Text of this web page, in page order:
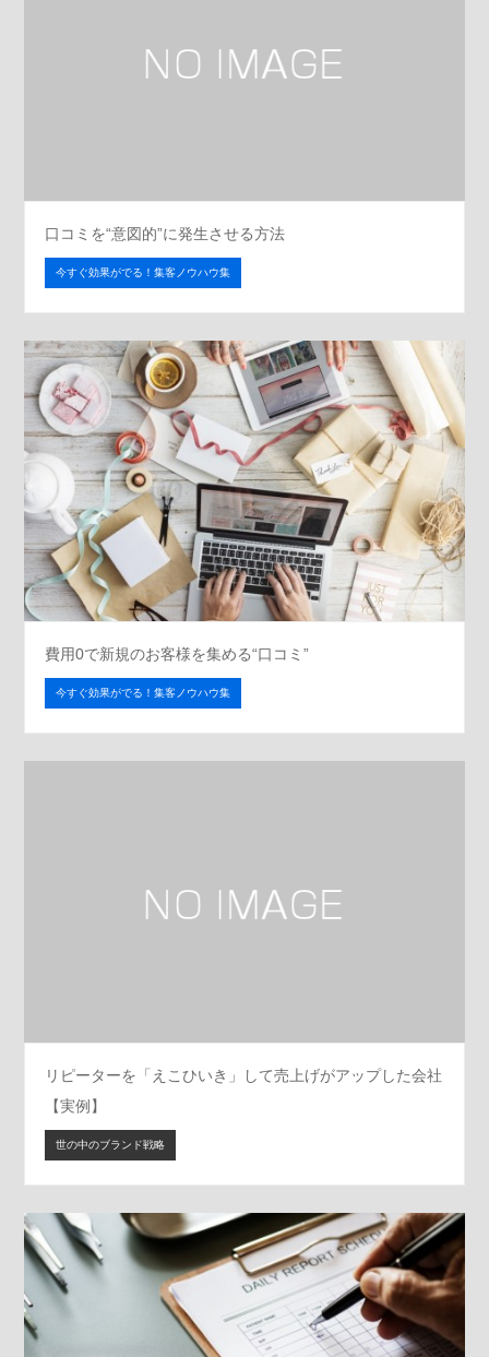
口コミを“意図的”に発生させる方法
今すぐ効果がでる！集客ノウハウ集
費用0で新規のお客様を集める“口コミ”
今すぐ効果がでる！集客ノウハウ集
リピーターを「えこひいき」して売上げがアップした会社
【実例】
世の中のブランド戦略